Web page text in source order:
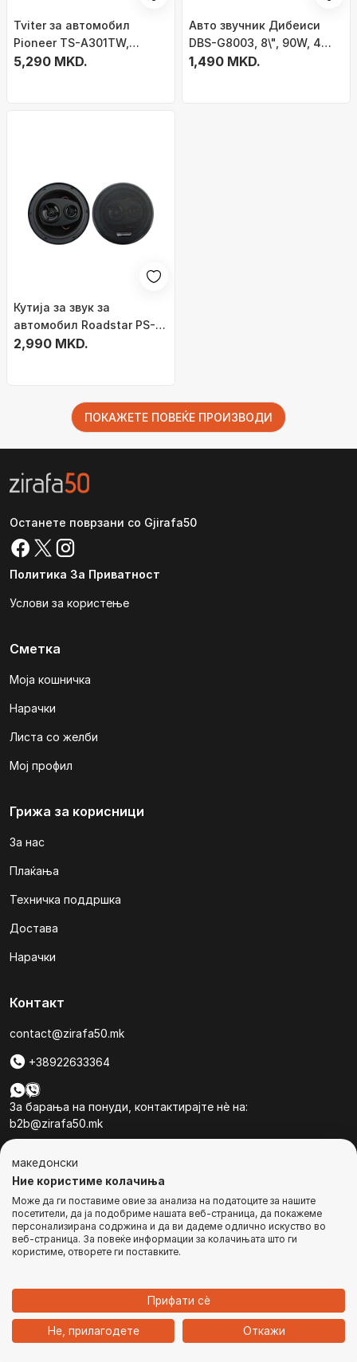
Дома Категории Најавете се
ИЗВЕСТЕТЕ МЕ
Tviter за автомобил
Pioneer TS-A301TW,
20mm, 240W, црн
5,290 MKD.
Авто звучник Дибеиси
DBS-G8003, 8\", 90W, 4
Ohm
1,490 MKD.
Кутија за звук за
автомобил Roadstar PS-
1635, 165 mm, 80W, црна
2,990 MKD.
ПОКАЖЕТЕ ПОВЕЌЕ ПРОИЗВОДИ
Останете поврзани со Gjirafa50
Политика За Приватност
Услови за користење
Сметка
Моја кошничка
Нарачки
Листа со желби
Мој профил
Грижа за корисници
За нас
Плаќања
Техничка поддршка
Достава
Нарачки
Контакт
contact@zirafa50.mk
+38922633364
За барања на понуди, контактирајте нѐ на:
b2b@zirafa50.mk
© Сите права се задржани
македонски
Ние користиме колачиња
Може да ги поставиме овие за анализа на податоците за нашите
посетители, да ја подобриме нашата веб-страница, да покажеме
персонализирана содржина и да ви дадеме одлично искуство во
веб-страница. За повеќе информации за колачињата што ги
користиме, отворете ги поставките.
Прифати сѐ
Не, прилагодете Откажи